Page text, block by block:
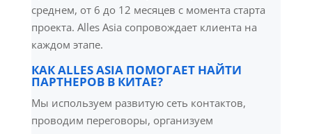
среднем, от 6 до 12 месяцев с момента старта
проекта. Alles Asia сопровождает клиента на
каждом этапе.
КАК ALLES ASIA ПОМОГАЕТ НАЙТИ
ПАРТНЕРОВ В КИТАЕ?
Мы используем развитую сеть контактов,
проводим переговоры, организуем